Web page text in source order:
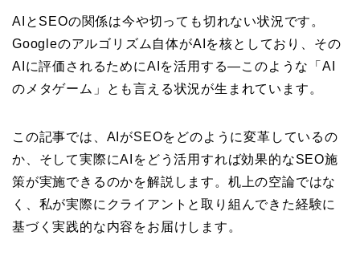
AIとSEOの関係は今や切っても切れない状況です。
Googleのアルゴリズム自体がAIを核としており、その
AIに評価されるためにAIを活用する—このような「AI
のメタゲーム」とも言える状況が生まれています。
この記事では、AIがSEOをどのように変革しているの
か、そして実際にAIをどう活用すれば効果的なSEO施
策が実施できるのかを解説します。机上の空論ではな
く、私が実際にクライアントと取り組んできた経験に
基づく実践的な内容をお届けします。